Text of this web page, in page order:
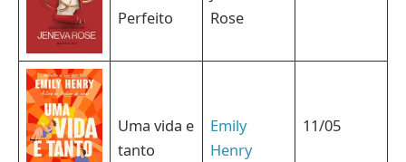
Perfeito
Rose
Uma vida e
tanto
Emily
Henry
11/05